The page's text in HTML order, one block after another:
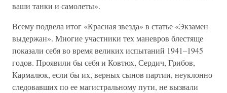
ваши танки и самолеты».
Всему подвела итог «Красная звезда» в статье «Экзамен
выдержан». Многие участники тех маневров блестяще
показали себя во время великих испытаний 1941–1945
годов. Проявили бы себя и Ковтюх, Сердич, Грибов,
Кармалюк, если бы их, верных сынов партии, неуклонно
следовавших по ее магистральному пути, не вызвали